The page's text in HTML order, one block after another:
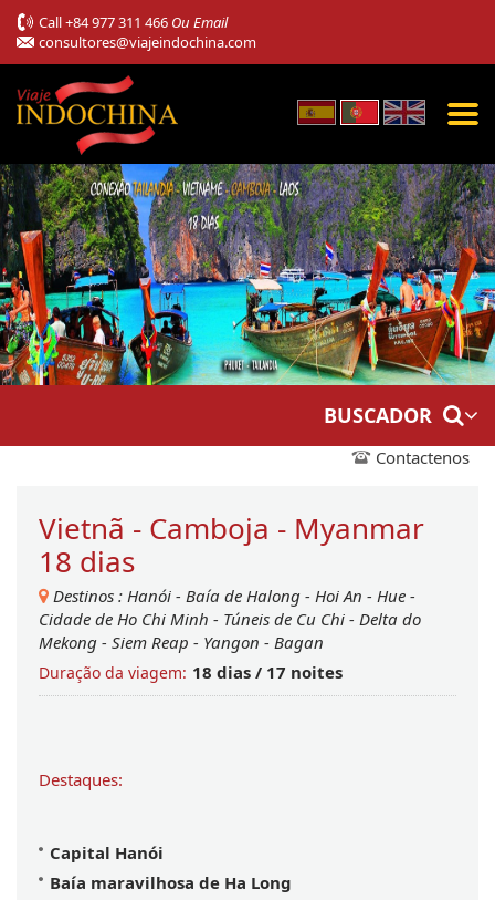
Call+84 977 311 466 Ou Email
consultores@viajeindochina.com
BUSCADOR
Contactenos
Vietnã - Camboja - Myanmar
18 dias
Destinos : Hanói - Baía de Halong - Hoi An - Hue -
Cidade de Ho Chi Minh - Túneis de Cu Chi - Delta do
Mekong - Siem Reap - Yangon - Bagan
Duração da viagem: 18 dias / 17 noites
Destaques:
Capital Hanói
Baía maravilhosa de Ha Long